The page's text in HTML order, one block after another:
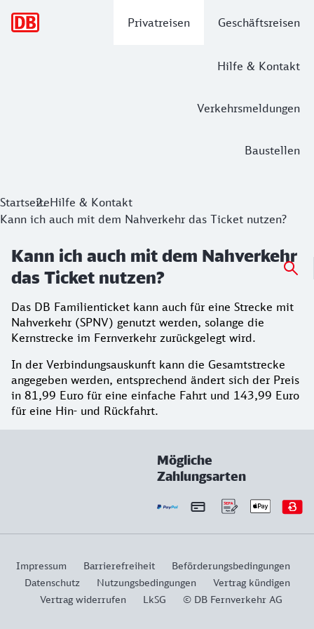
Privatreisen Geschäftsreisen
Hilfe & Kontakt
Verkehrsmeldungen
Baustellen
StartseiteHilfe & Kontakt
Kann ich auch mit dem Nahverkehr das Ticket nutzen?
Kann ich auch mit dem Nahverkehr
das Ticket nutzen?
Das DB Familienticket kann auch für eine Strecke mit
Nahverkehr (SPNV) genutzt werden, solange die
Kernstrecke im Fernverkehr zurückgelegt wird.
In der Verbindungsauskunft kann die Gesamtstrecke
angegeben werden, entsprechend ändert sich der Preis
in 81,99 Euro für eine einfache Fahrt und 143,99 Euro
für eine Hin- und Rückfahrt.
Mögliche
Zahlungsarten
Impressum Barrierefreiheit
Beförderungsbedingungen
Datenschutz
Nutzungsbedingungen
Vertrag kündigen
Vertrag widerrufen
LkSG © DB Fernverkehr AG